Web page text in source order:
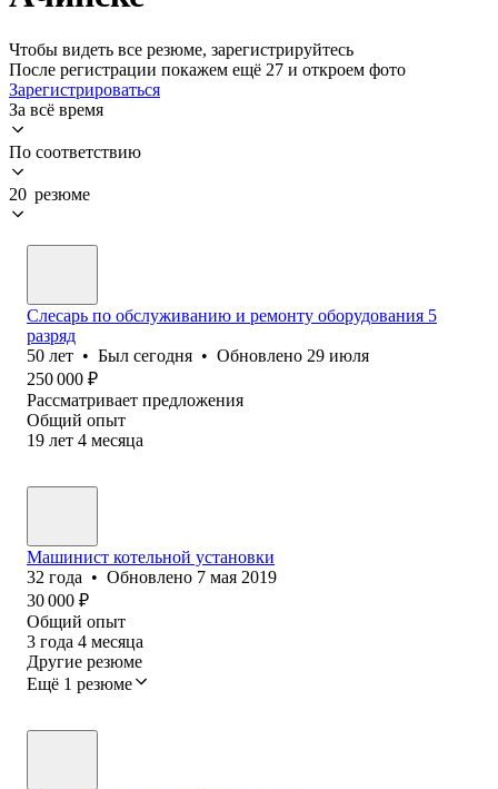
Чтобы видеть все резюме, зарегистрируйтесь
После регистрации покажем ещё 27 и откроем фото
Зарегистрироваться
За всё время
По соответствию
20 резюме
Слесарь по обслуживанию и ремонту оборудования 5
разряд
50 лет • Был сегодня • Обновлено 29 июля
250 000 ₽
Рассматривает предложения
Общий опыт
19 лет 4 месяца
Машинист котельной установки
32 года • Обновлено 7 мая 2019
30 000 ₽
Общий опыт
3 года 4 месяца
Другие резюме
Ещё 1 резюме